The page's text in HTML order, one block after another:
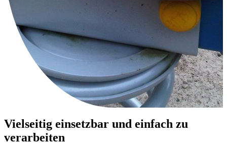
Vielseitig einsetzbar und einfach zu
verarbeiten